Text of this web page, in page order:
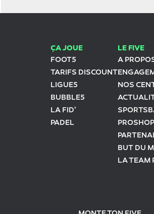
ÇA JOUE
FOOT5
TARIFS DISCOUNT
LIGUE5
BUBBLE5
LA FID'
PADEL
LE FIVE
A
NOS
PROSHOP
BUT DU
LA TEAM